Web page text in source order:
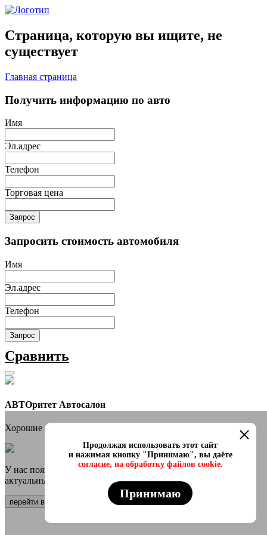
Страница, которую вы ищите, не
существует
Главная страница
Получить информацию по авто
Имя
Эл.адрес
Телефон
Торговая цена
Запрос
Запросить стоимость автомобиля
Имя
Эл.адрес
Телефон
Запрос
Сравнить
АВТОритет Автосалон
Хорошие новости
У нас появился онлайн каталог в телеграмм Самые свежие и
актуальные авто переходи
перейти в канал
Продолжая использовать этот сайт
и нажимая кнопку "Принимаю", вы даёте
согласие, на обработку файлов cookie.
Принимаю